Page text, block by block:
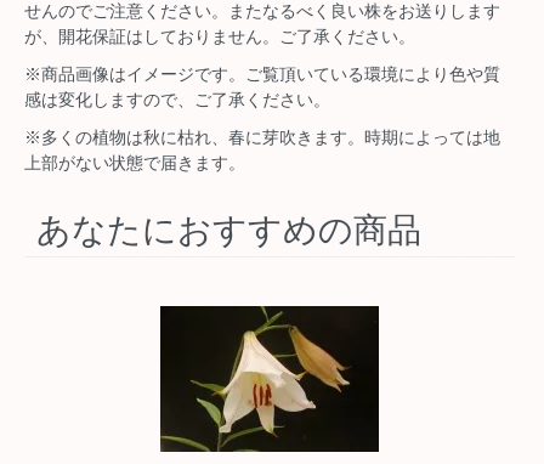
せんのでご注意ください。またなるべく良い株をお送りします
が、開花保証はしておりません。ご了承ください。
※商品画像はイメージです。ご覧頂いている環境により色や質
感は変化しますので、ご了承ください。
※多くの植物は秋に枯れ、春に芽吹きます。時期によっては地
上部がない状態で届きます。
あなたにおすすめの商品